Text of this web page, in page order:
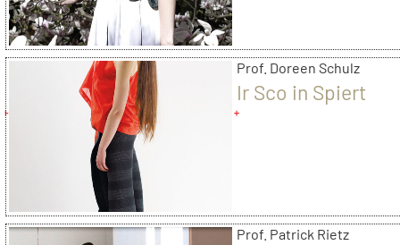
Prof. Doreen Schulz
Ir Sco in Spiert
Prof. Patrick Rietz